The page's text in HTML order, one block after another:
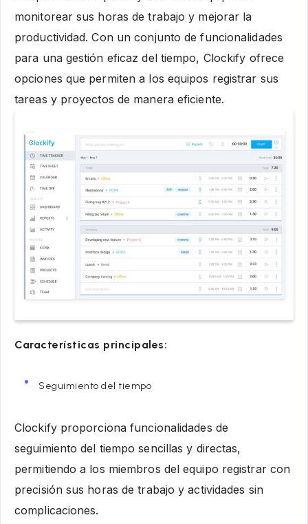
monitorear sus horas de trabajo y mejorar la
productividad. Con un conjunto de funcionalidades
para una gestión eficaz del tiempo, Clockify ofrece
opciones que permiten a los equipos registrar sus
tareas y proyectos de manera eficiente.
Características principales:
Seguimiento del tiempo
Clockify proporciona funcionalidades de
seguimiento del tiempo sencillas y directas,
permitiendo a los miembros del equipo registrar con
precisión sus horas de trabajo y actividades sin
complicaciones.